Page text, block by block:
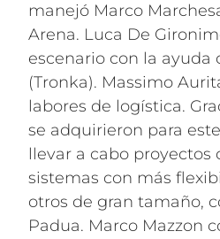
manejó Marco
Arena. Luca De
escenario con la ayuda
(Tronka). Massimo
labores de logística.
se adquirieron para
llevar a cabo
sistemas con más
otros de gran tamaño,
Padua. Marco Mazzon